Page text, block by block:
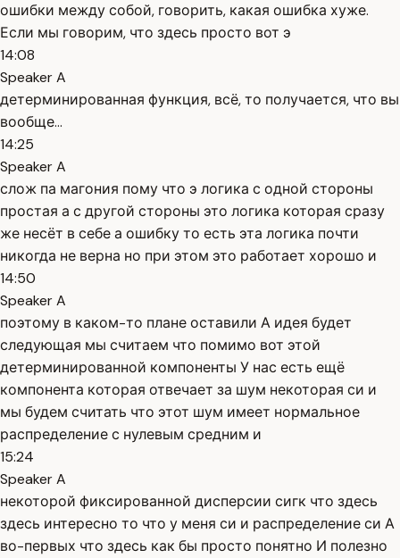
ошибки между собой, говорить, какая ошибка хуже.
Если мы говорим, что здесь просто вот э
14:08
Speaker A
детерминированная функция, всё, то получается, что вы
вообще...
14:25
Speaker A
слож па магония пому что э логика с одной стороны
простая а с другой стороны это логика которая сразу
же несёт в себе а ошибку то есть эта логика почти
никогда не верна но при этом это работает хорошо и
14:50
Speaker A
поэтому в каком-то плане оставили А идея будет
следующая мы считаем что помимо вот этой
детерминированной компоненты У нас есть ещё
компонента которая отвечает за шум некоторая си и
мы будем считать что этот шум имеет нормальное
распределение с нулевым средним и
15:24
Speaker A
некоторой фиксированной дисперсии сигк что здесь
здесь интересно то что у меня си и распределение си А
во-первых что здесь как бы просто понятно И полезно